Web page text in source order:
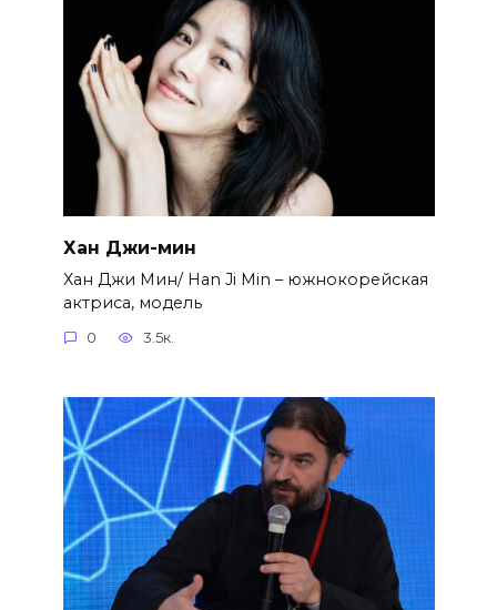
Хан Джи-мин
Хан Джи Мин/ Han Ji Min – южнокорейская
актриса, модель
0 3.5к.